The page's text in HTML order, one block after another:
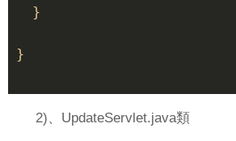
  }
}
2)、UpdateServlet.java類